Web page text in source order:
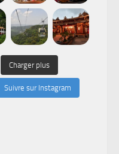
Charger plus
Suivre sur Instagram